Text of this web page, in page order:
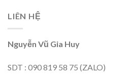
LIÊN HỆ
Nguyễn Vũ Gia Huy
SDT : 090 819 58 75 (ZALO)